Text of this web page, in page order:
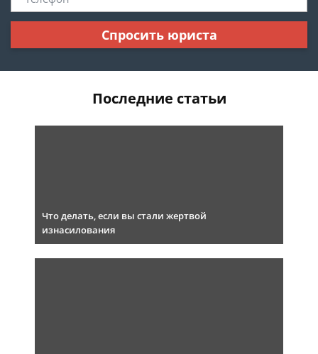
Спросить юриста
Последние статьи
Что делать, если вы стали жертвой
изнасилования